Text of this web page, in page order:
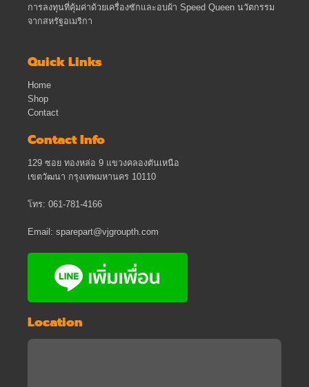
การลงทุนที่คุ้มค่าด้วยเครื่องซักและอบผ้า Speed Queen นวัตกรรม
จากสหรัฐอเมริกา
Quick Links
Home
Shop
Contact
Contact Info
129 ซอย ทองหล่อ 9 แขวงคลองตันเหนือ
เขตวัฒนา กรุงเทพมหานคร 10110
โทร: 061-781-4166
Email: sparepart@vjgroupth.com
Location